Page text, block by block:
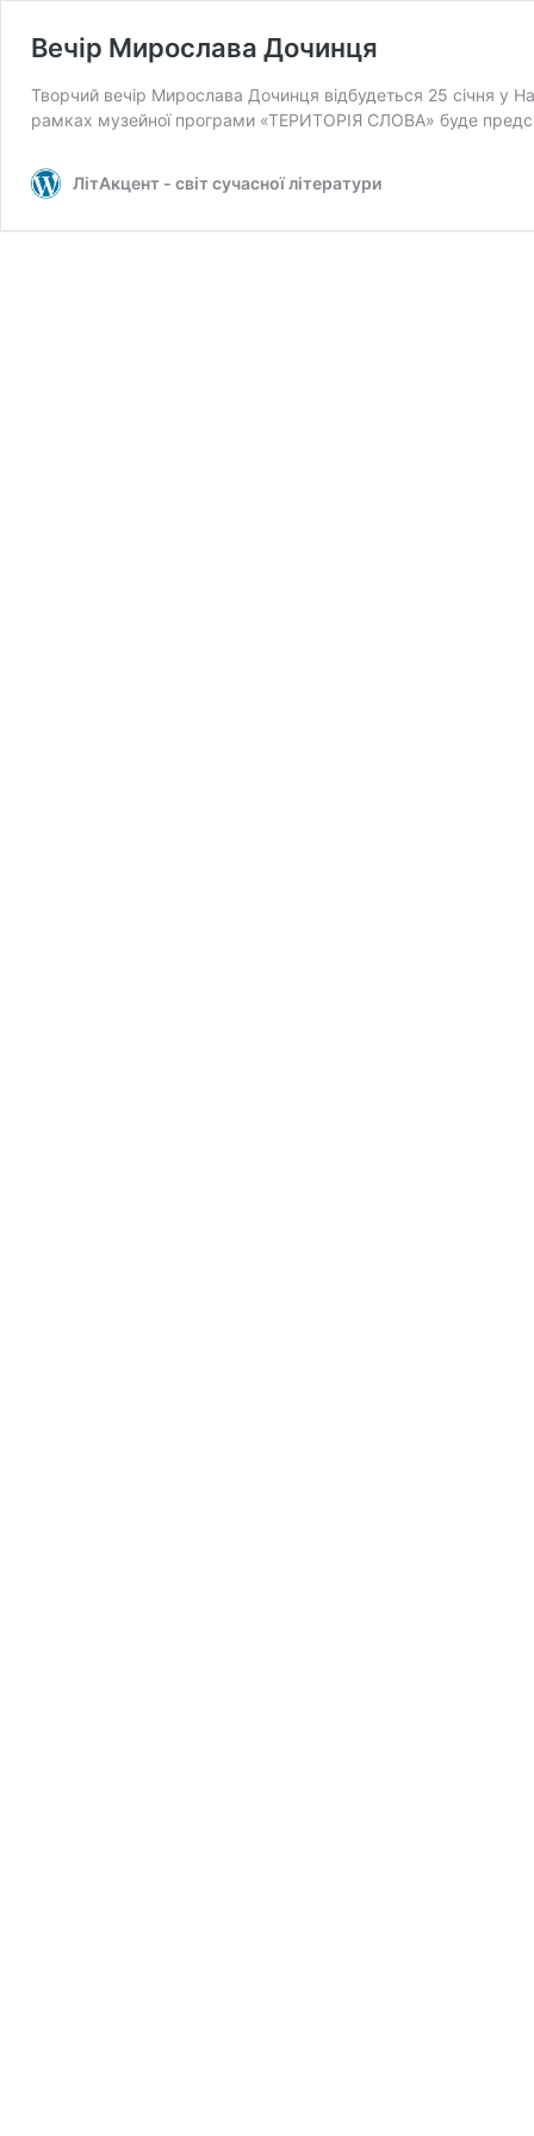
Вечір Мирослава Дочинця
Творчий вечір Мирослава Дочинця відбудеться 25 січня у
рамках музейної програми «ТЕРИТОРІЯ СЛОВА» буде
ЛітАкцент - світ сучасної літератури